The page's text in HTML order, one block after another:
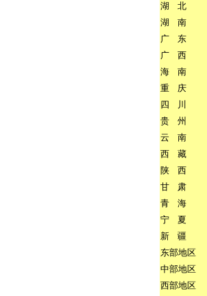
湖
北
湖
南
广
东
广
西
海
南
重
庆
四
川
贵
州
云
南
西
藏
陕
西
甘
肃
青
海
宁
夏
新
疆
东部地区
中部地区
西部地区